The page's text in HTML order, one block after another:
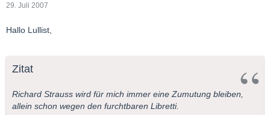
29. Juli 2007
Hallo Lullist,
Zitat
Richard Strauss wird für mich immer eine Zumutung bleiben,
allein schon wegen den furchtbaren Libretti.